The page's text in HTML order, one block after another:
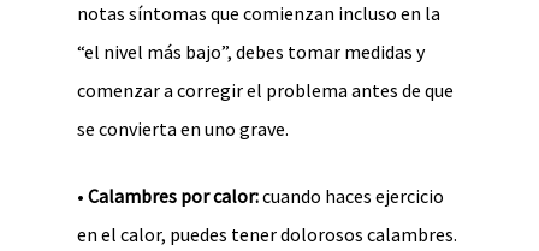
notas síntomas que comienzan incluso en la
“el nivel más bajo”, debes tomar medidas y
comenzar a corregir el problema antes de que
se convierta en uno grave.
• Calambres por calor:cuando haces ejercicio
en el calor, puedes tener dolorosos calambres.